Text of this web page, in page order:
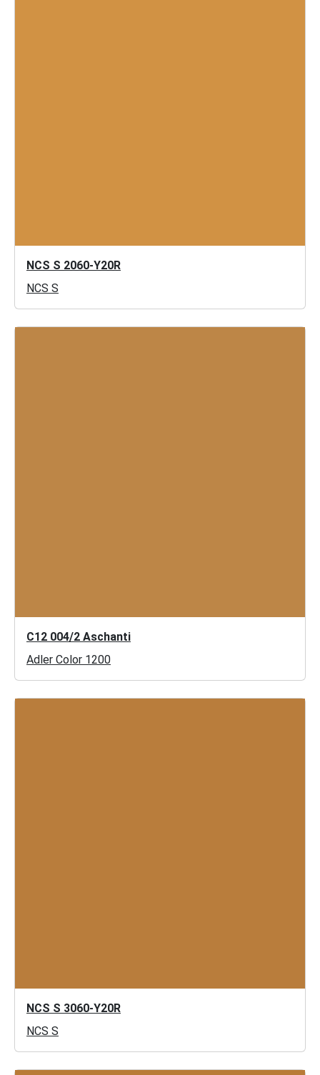
NCS S 2060-Y20R
NCS S
C12 004/2 Aschanti
Adler Color 1200
NCS S 3060-Y20R
NCS S